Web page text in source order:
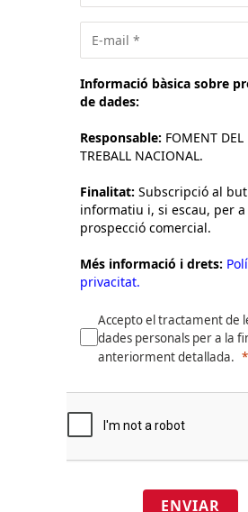
Informació bàsica sobre
de dades:
Responsable: FOMENT DEL
TREBALL NACIONAL.
Finalitat: Subscripció al
informatiu i, si escau, per a
prospecció comercial.
Més informació i drets:
privacitat.
Accepto el tractament de
dades personals per a la
anteriorment detallada.
ENVIAR